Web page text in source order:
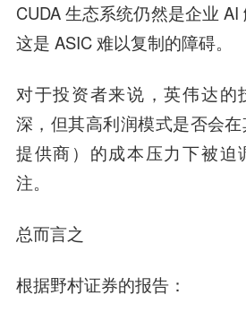
CUDA 生态系统仍然是企业 AI
这是 ASIC 难以复制的障碍。
对于投资者来说，英伟达的
深，但其高利润模式是否会
提供商）的成本压力下被迫
注。
总而言之
根据野村证券的报告：